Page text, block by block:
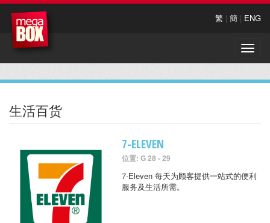
繁 | 簡 | ENG
Toggle
生活百货
7-ELEVEN
位置: G 28 - 29
7-Eleven 每天为顾客提供一站式的便利
服务及生活所需。